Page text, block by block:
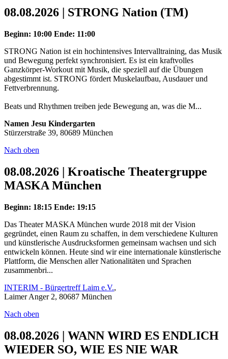
08.08.2026 | STRONG Nation (TM)
Beginn: 10:00 Ende: 11:00
STRONG Nation ist ein hochintensives Intervalltraining, das Musik
und Bewegung perfekt synchronisiert. Es ist ein kraftvolles
Ganzkörper-Workout mit Musik, die speziell auf die Übungen
abgestimmt ist. STRONG fördert Muskelaufbau, Ausdauer und
Fettverbrennung.
Beats und Rhythmen treiben jede Bewegung an, was die M...
Namen Jesu Kindergarten
Stürzerstraße 39, 80689 München
Nach oben
08.08.2026 | Kroatische Theatergruppe
MASKA München
Beginn: 18:15 Ende: 19:15
Das Theater MASKA München wurde 2018 mit der Vision
gegründet, einen Raum zu schaffen, in dem verschiedene Kulturen
und künstlerische Ausdrucksformen gemeinsam wachsen und sich
entwickeln können. Heute sind wir eine internationale künstlerische
Plattform, die Menschen aller Nationalitäten und Sprachen
zusammenbri...
INTERIM - Bürgertreff Laim e.V.,
Laimer Anger 2, 80687 München
Nach oben
08.08.2026 | WANN WIRD ES ENDLICH
WIEDER SO, WIE ES NIE WAR